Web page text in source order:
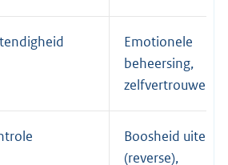
Emotionele
beheersing,
zelfvertrouwen
Boosheid uiten
(reverse),